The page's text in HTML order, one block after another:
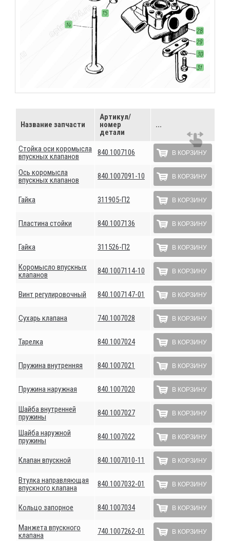
Название запчасти
Артикул/
номер
детали
...
Стойка оси коромысла
впускных клапанов
840.1007106 В КОРЗИНУ
Ось коромысла
впускных клапанов
840.1007091-10 В КОРЗИНУ
Гайка 311905-П2 В КОРЗИНУ
Пластина стойки 840.1007136 В КОРЗИНУ
Гайка 311526-П2 В КОРЗИНУ
Коромысло впускных
клапанов
840.1007114-10 В КОРЗИНУ
Винт регулировочный 840.1007147-01 В КОРЗИНУ
Сухарь клапана 740.1007028 В КОРЗИНУ
Тарелка 840.1007024 В КОРЗИНУ
Пружина внутренняя 840.1007021 В КОРЗИНУ
Пружина наружная 840.1007020 В КОРЗИНУ
Шайба внутренней
пружины
840.1007027 В КОРЗИНУ
Шайба наружной
пружины
840.1007022 В КОРЗИНУ
Клапан впускной 840.1007010-11 В КОРЗИНУ
Втулка направляющая
впускного клапана
840.1007032-01 В КОРЗИНУ
Кольцо запорное 840.1007034 В КОРЗИНУ
Манжета впускного
клапана
740.1007262-01 В КОРЗИНУ